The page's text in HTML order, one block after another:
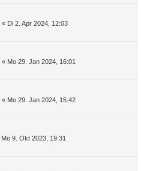
« Di 2. Apr 2024, 12:03
« Mo 29. Jan 2024, 16:01
« Mo 29. Jan 2024, 15:42
Mo 9. Okt 2023, 19:31